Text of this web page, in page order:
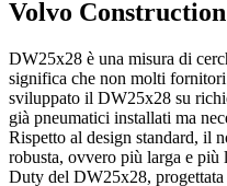
Volvo
DW25x28 è una misura di
significa che non molti
sviluppato il DW25x28 su
già pneumatici installati ma
Rispetto al design standard, il
robusta, ovvero più larga e più
Duty del DW25x28, progettata